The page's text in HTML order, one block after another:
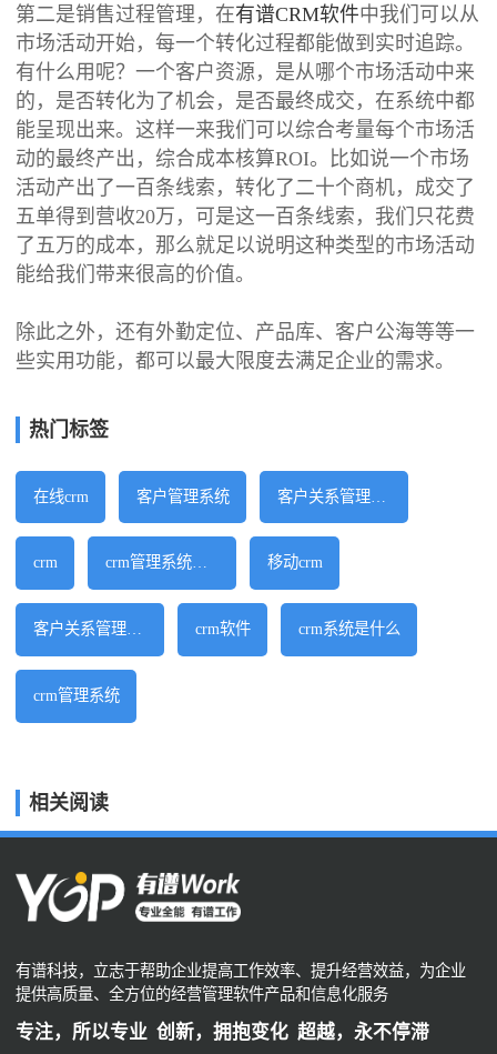
第二是销售过程管理，在有谱CRM软件中我们可以从
市场活动开始，每一个转化过程都能做到实时追踪。
有什么用呢？一个客户资源，是从哪个市场活动中来
的，是否转化为了机会，是否最终成交，在系统中都
能呈现出来。这样一来我们可以综合考量每个市场活
动的最终产出，综合成本核算ROI。比如说一个市场
活动产出了一百条线索，转化了二十个商机，成交了
五单得到营收20万，可是这一百条线索，我们只花费
了五万的成本，那么就足以说明这种类型的市场活动
能给我们带来很高的价值。
除此之外，还有外勤定位、产品库、客户公海等等一
些实用功能，都可以最大限度去满足企业的需求。
热门标签
在线crm 客户管理系统 客户关系管理系统
crm crm管理系统软件 移动crm
客户关系管理软件 crm软件 crm系统是什么
crm管理系统
相关阅读
有谱科技，立志于帮助企业提高工作效率、提升经营效益，为企业
提供高质量、全方位的经营管理软件产品和信息化服务
专注，所以专业 创新，拥抱变化 超越，永不停滞